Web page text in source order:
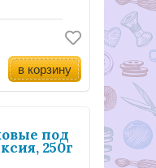
в корзину
под
250г